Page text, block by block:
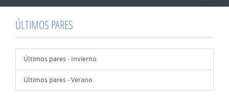
ÚLTIMOS PARES
Últimos pares - Invierno
Últimos pares - Verano